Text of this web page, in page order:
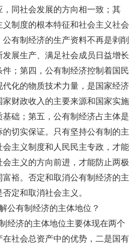
同社会发展的方向相一致；其
制度的根本特征和社会主义社会
有制经济的生产资料不再是剥削
展生产、满足社会成员日益增长
；第四，公有制经济控制着国民
化的物质技术力量，是国家经济
财政收入的主要来源和国家实施
础；第五，公有制经济占主体是
切实保证。只有坚持公有制的主
主义制度和人民民主专政，才能
主义的方向前进，才能防止两极
裕。否定和取消公有制经济的主
定和取消社会主义。
有制经济的主体地位？
济的主体地位主要体现在两个
社会总资产中的优势，二是国有